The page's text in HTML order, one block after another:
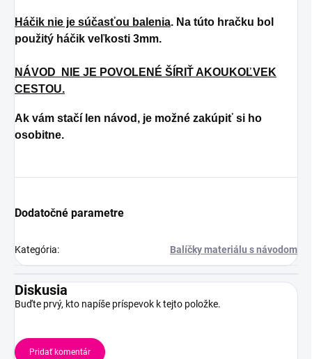
Háčik nie je súčasťou balenia. Na túto hračku bol
použitý háčik veľkosti 3mm.
NÁVOD NIE JE POVOLENÉ ŠÍRIŤ AKOUKOĽVEK
CESTOU.
Ak vám stačí len návod, je možné zakúpiť si ho
osobitne.
Dodatočné parametre
Kategória: Balíčky materiálu s návodom
Diskusia
Buďte prvý, kto napíše príspevok k tejto položke.
Pridať komentár